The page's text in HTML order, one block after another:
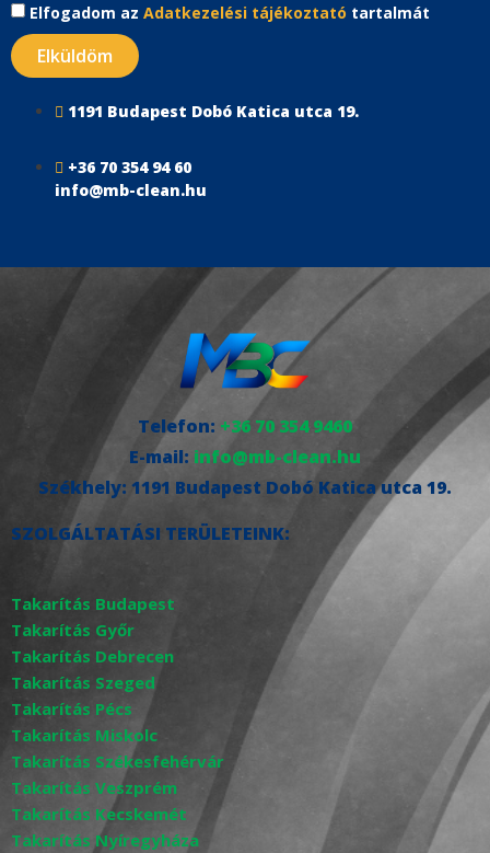
Elfogadom az Adatkezelési tájékoztató tartalmát
Elküldöm
1191 Budapest Dobó Katica utca 19.
+36 70 354 94 60
info@mb-clean.hu
Telefon: +36 70 354 9460
E-mail: info@mb-clean.hu
Székhely: 1191 Budapest Dobó Katica utca 19.
SZOLGÁLTATÁSI TERÜLETEINK:
Takarítás Budapest
Takarítás Győr
Takarítás Debrecen
Takarítás Szeged
Takarítás Pécs
Takarítás Miskolc
Takarítás Székesfehérvár
Takarítás Veszprém
Takarítás Kecskemét
Takarítás Nyíregyháza